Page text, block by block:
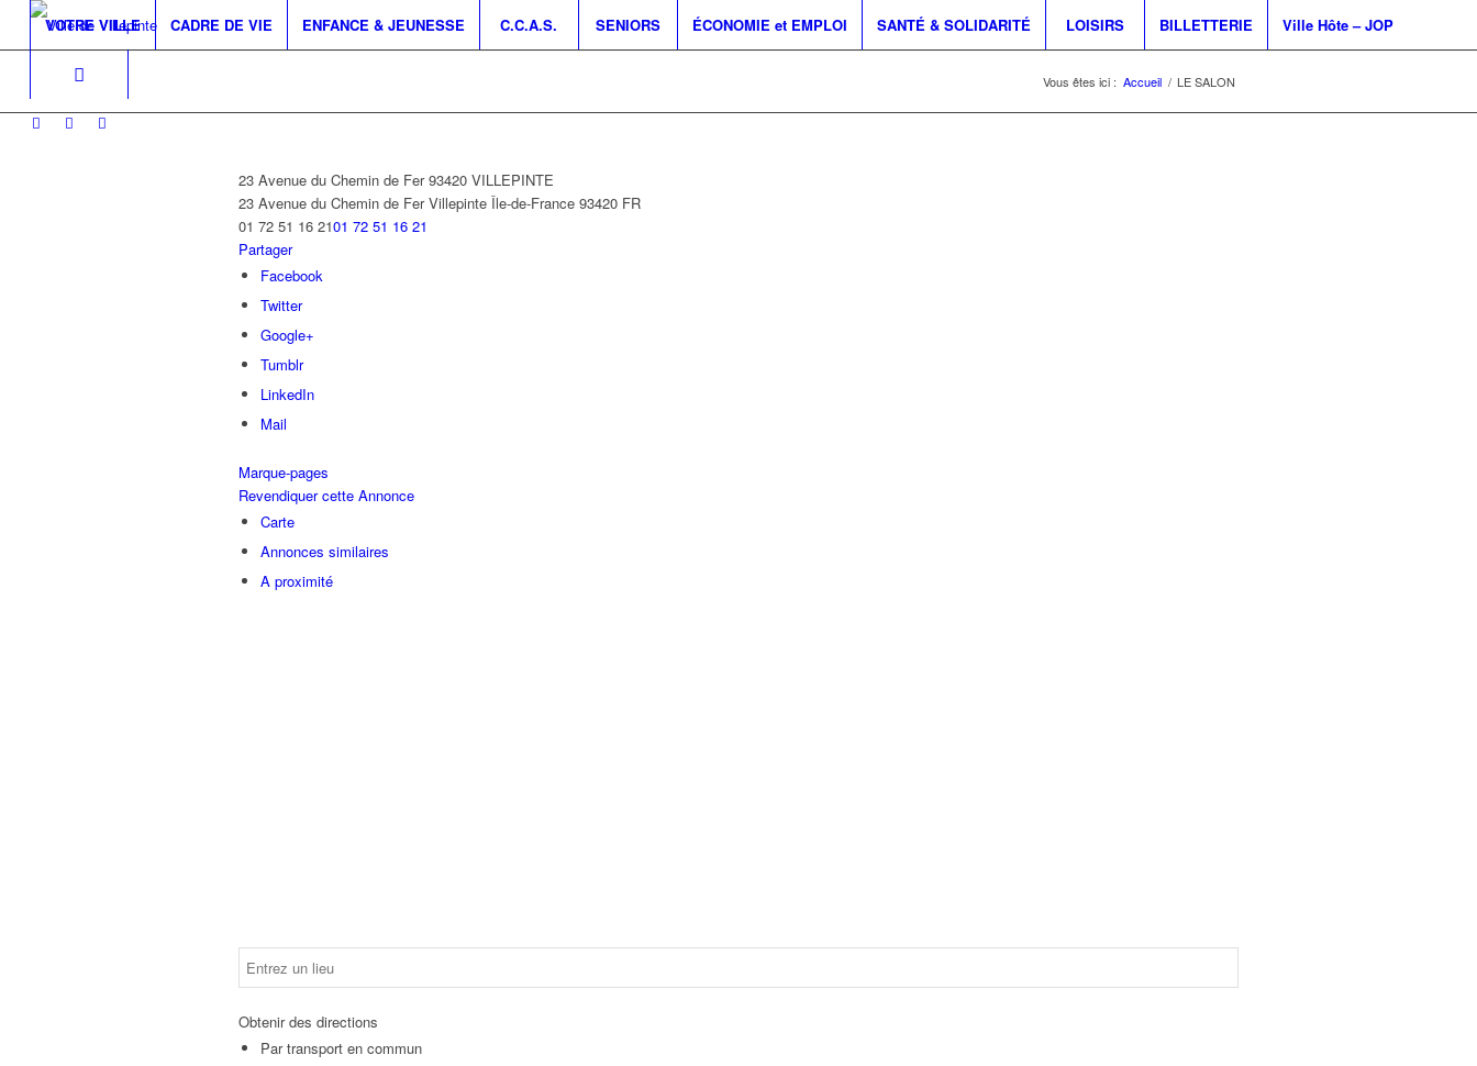
VOTRE VILLE CADRE DE VIE ENFANCE & JEUNESSE C.C.A.S. SENIORS ÉCONOMIE et EMPLOI SANTÉ & SOLIDARITÉ LOISIRS BILLETTERIE Ville Hôte – JOP
Vous êtes ici : Accueil / LE SALON
23 Avenue du Chemin de Fer 93420 VILLEPINTE
23 Avenue du Chemin de Fer Villepinte Île-de-France 93420 FR
01 72 51 16 2101 72 51 16 21
Partager
Facebook
Twitter
Google+
Tumblr
LinkedIn
Mail
Marque-pages
Revendiquer cette Annonce
Carte
Annonces similaires
A proximité
Obtenir des directions
Par transport en commun